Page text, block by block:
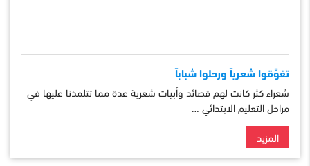
تفوّقوا شعرياً ورحلوا شباباً
شعراء كثر كانت لهم قصائد وأبيات شعرية عدة مما تتلمذنا عليها في
مراحل التعليم الابتدائي …
المزيد